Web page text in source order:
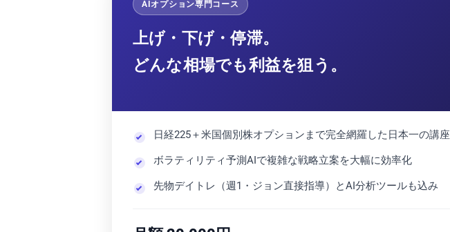
AIオプション専門コース
上げ・下げ・停滞。
どんな相場でも利益を狙う。
日経225＋米国個別株オプションまで完全網羅した日本一の講座
ボラティリティ予測AIで複雑な戦略立案を大幅に効率化
先物デイトレ（週1・ジョン直接指導）とAI分析ツールも込み